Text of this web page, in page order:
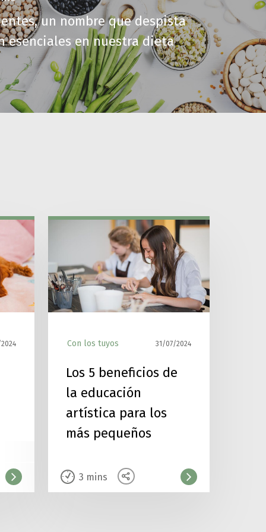
un nombre que despista
esenciales en nuestra dieta
Con los tuyos 31/07/2024
Los 5 beneficios de
la educación
artística para los
más pequeños
3 mins